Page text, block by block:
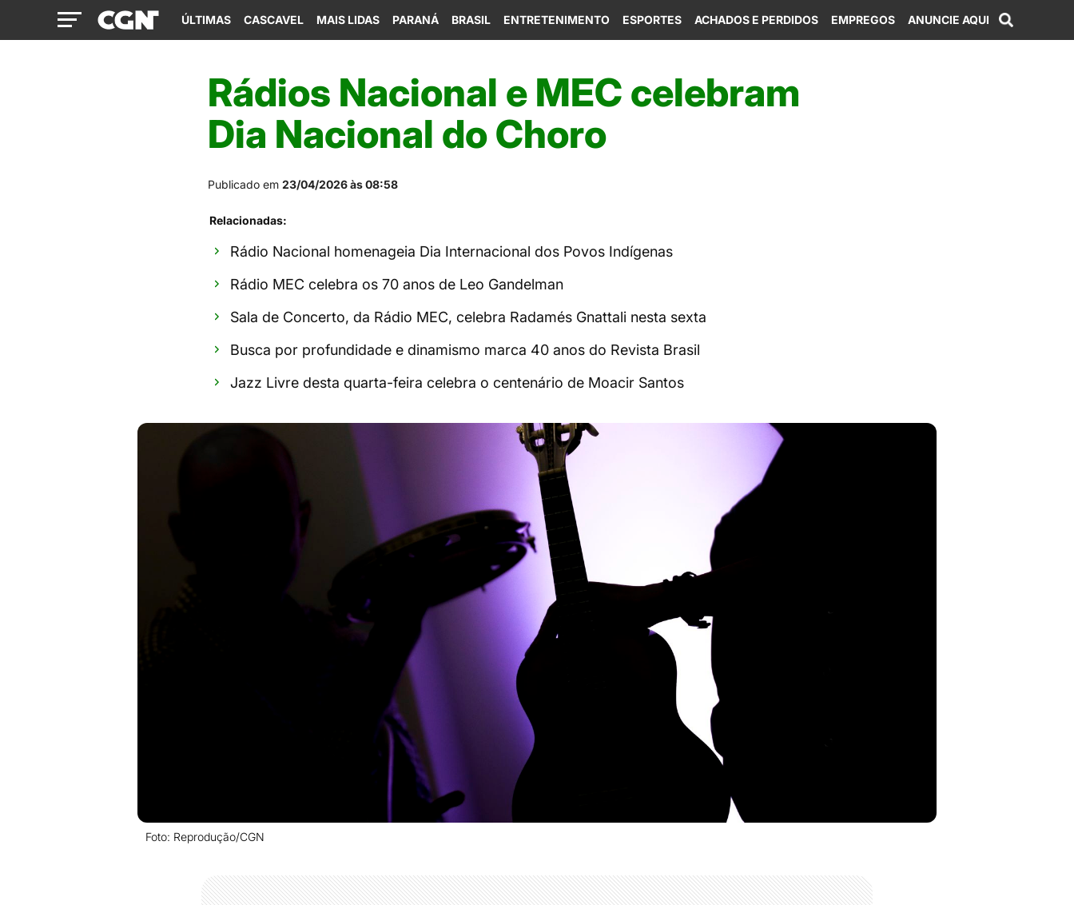
ÚLTIMAS CASCAVEL MAIS LIDAS PARANÁ BRASIL ENTRETENIMENTO ESPORTES ACHADOS E PERDIDOS EMPREGOS ANUNCIE AQUI
Rádios Nacional e MEC celebram
Dia Nacional do Choro
Publicado em 23/04/2026 às 08:58
Relacionadas:
Rádio Nacional homenageia Dia Internacional dos Povos Indígenas
Rádio MEC celebra os 70 anos de Leo Gandelman
Sala de Concerto, da Rádio MEC, celebra Radamés Gnattali nesta sexta
Busca por profundidade e dinamismo marca 40 anos do Revista Brasil
Jazz Livre desta quarta-feira celebra o centenário de Moacir Santos
Foto: Reprodução/CGN